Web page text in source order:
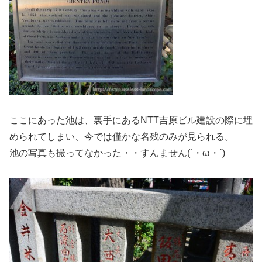
ここにあった池は、裏手にあるNTT吉原ビル建設の際に埋
められてしまい、今では僅かな名残のみが見られる。
池の写真も撮ってなかった・・すんません(´・ω・`)